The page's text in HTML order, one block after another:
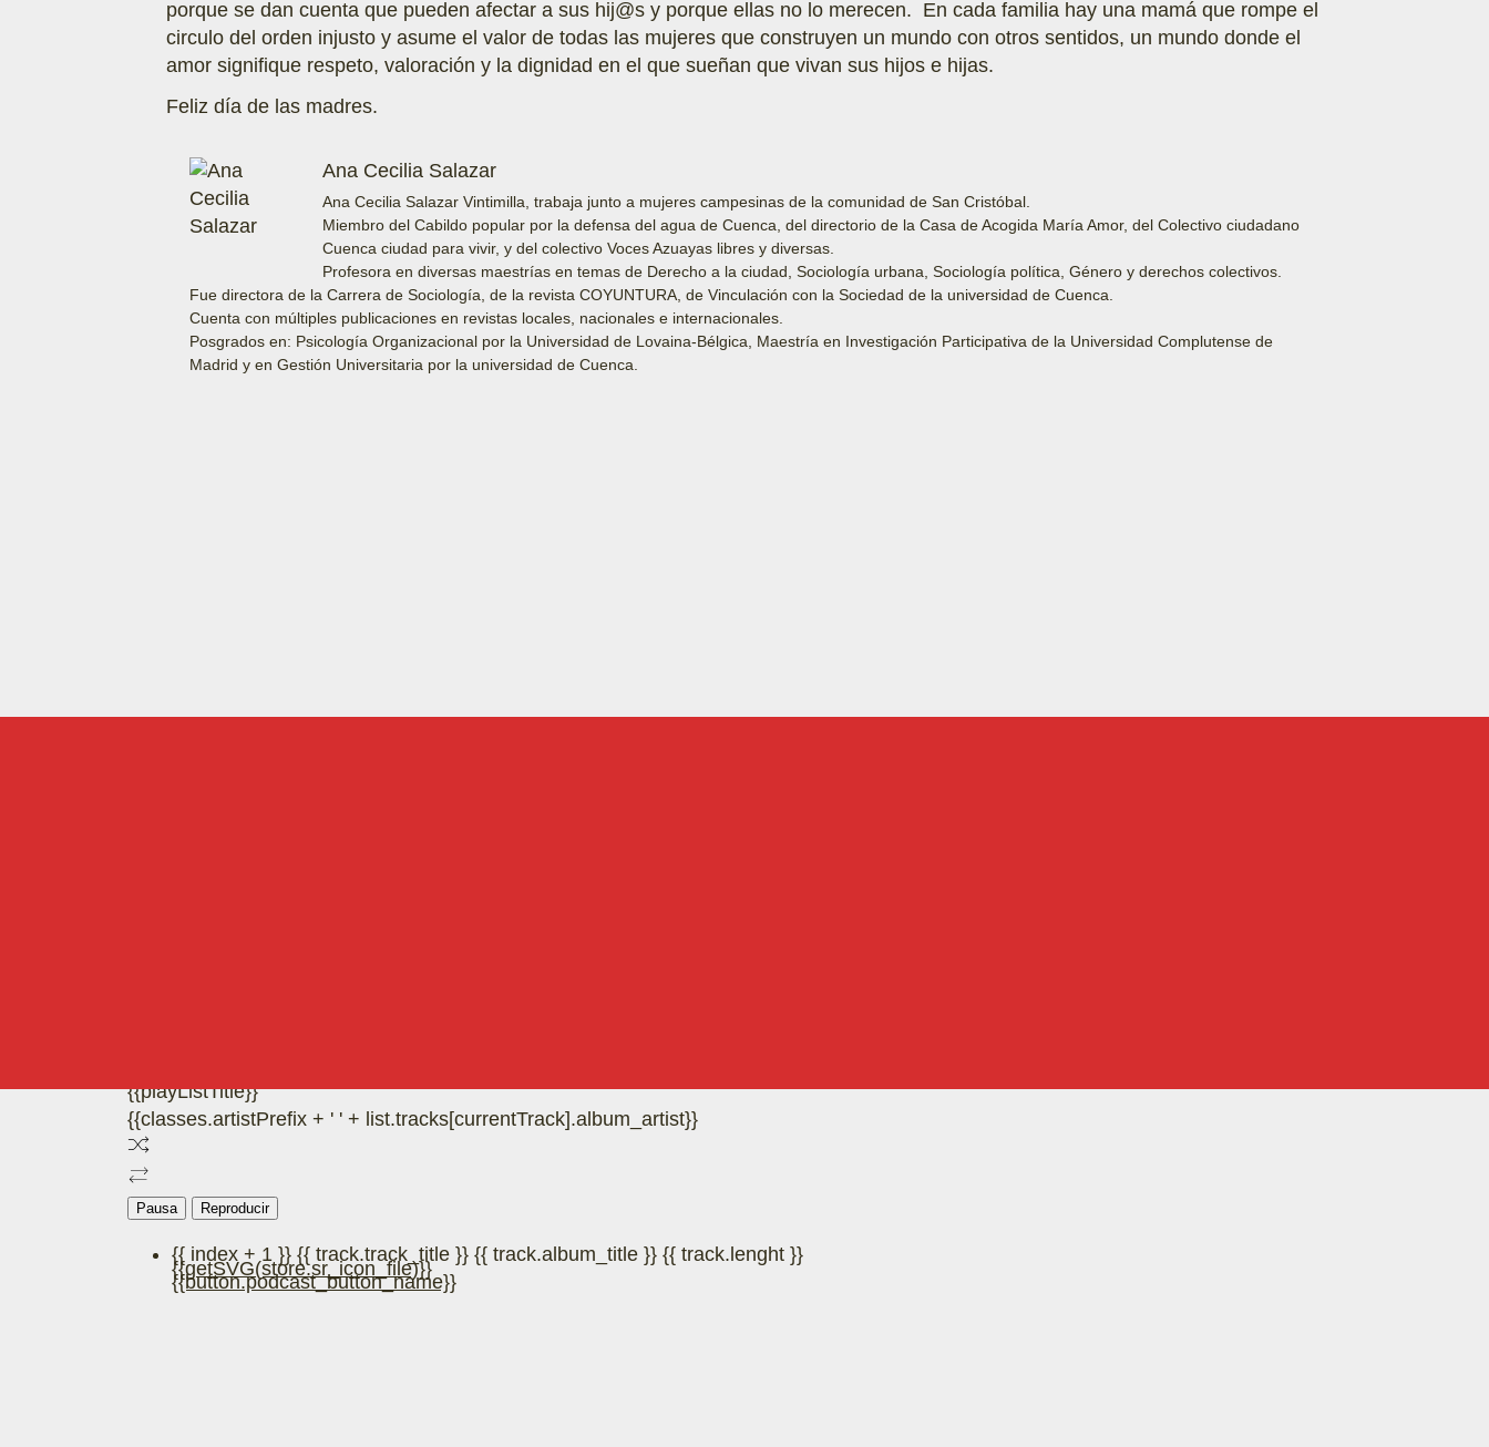
porque se dan cuenta que pueden afectar a sus hij@s y porque ellas no lo merecen. En cada familia hay una mamá que rompe el
circulo del orden injusto y asume el valor de todas las mujeres que construyen un mundo con otros sentidos, un mundo donde el
amor signifique respeto, valoración y la dignidad en el que sueñan que vivan sus hijos e hijas.
Feliz día de las madres.
Ana Cecilia Salazar
Ana Cecilia Salazar Vintimilla, trabaja junto a mujeres campesinas de la comunidad de San Cristóbal.
Miembro del Cabildo popular por la defensa del agua de Cuenca, del directorio de la Casa de Acogida María Amor, del Colectivo ciudadano
Cuenca ciudad para vivir, y del colectivo Voces Azuayas libres y diversas.
Profesora en diversas maestrías en temas de Derecho a la ciudad, Sociología urbana, Sociología política, Género y derechos colectivos.
Fue directora de la Carrera de Sociología, de la revista COYUNTURA, de Vinculación con la Sociedad de la universidad de Cuenca.
Cuenta con múltiples publicaciones en revistas locales, nacionales e internacionales.
Posgrados en: Psicología Organizacional por la Universidad de Lovaina-Bélgica, Maestría en Investigación Participativa de la Universidad Complutense de
Madrid y en Gestión Universitaria por la universidad de Cuenca.
{{playListTitle}}
{{classes.artistPrefix + ' ' + list.tracks[currentTrack].album_artist}}
Pausa Reproducir
{{ index + 1 }} {{ track.track_title }} {{ track.album_title }} {{ track.lenght }}
{{getSVG(store.sr_icon_file)}}
{{button.podcast_button_name}}